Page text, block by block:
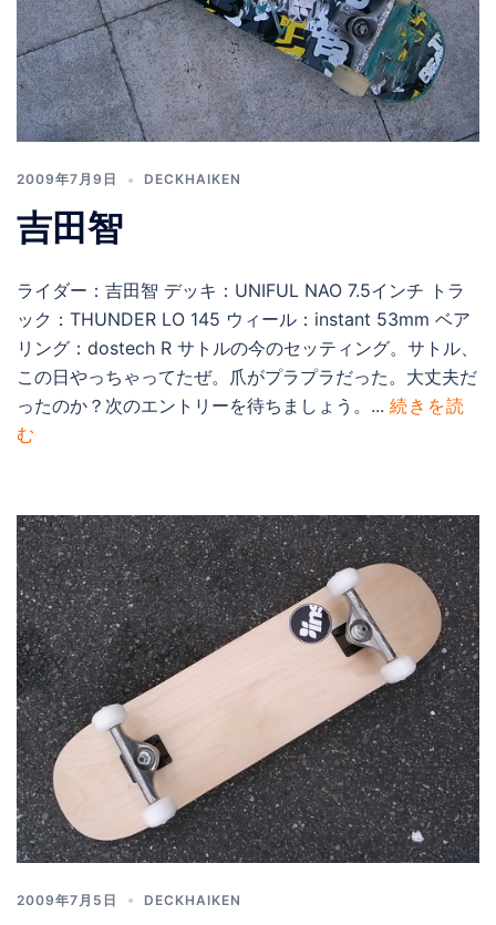
2009年7月9日 DECKHAIKEN
吉田智
ライダー：吉田智 デッキ：UNIFUL NAO 7.5インチ トラ
ック：THUNDER LO 145 ウィール：instant 53mm ベア
リング：dostech R サトルの今のセッティング。サトル、
この日やっちゃってたぜ。爪がプラプラだった。大丈夫だ
ったのか？次のエントリーを待ちましょう。... 続きを読
む
2009年7月5日 DECKHAIKEN